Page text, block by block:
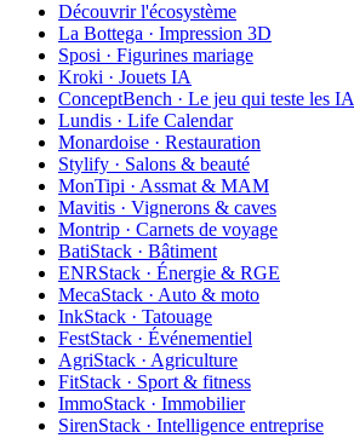
Découvrir l'écosystème
La Bottega · Impression 3D
Sposi · Figurines mariage
Kroki · Jouets IA
ConceptBench · Le jeu qui teste les IA
Lundis · Life Calendar
Monardoise · Restauration
Stylify · Salons & beauté
MonTipi · Assmat & MAM
Mavitis · Vignerons & caves
Montrip · Carnets de voyage
BatiStack · Bâtiment
ENRStack · Énergie & RGE
MecaStack · Auto & moto
InkStack · Tatouage
FestStack · Événementiel
AgriStack · Agriculture
FitStack · Sport & fitness
ImmoStack · Immobilier
SirenStack · Intelligence entreprise